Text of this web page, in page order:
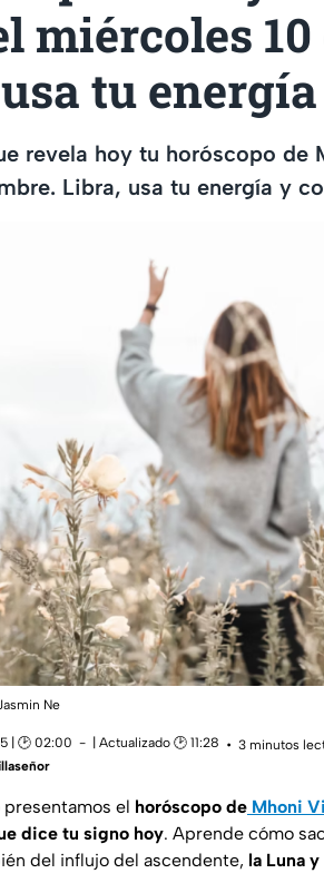
miércoles
tu energía
revela hoy tu horóscopo de
Libra, usa tu energía y
Ne
| 🕑 02:00 | Actualizado 🕑 11:28
3 minutos
el horóscopo de Mhoni
dice tu signo hoy. Aprende cómo
del influjo del ascendente, la Luna